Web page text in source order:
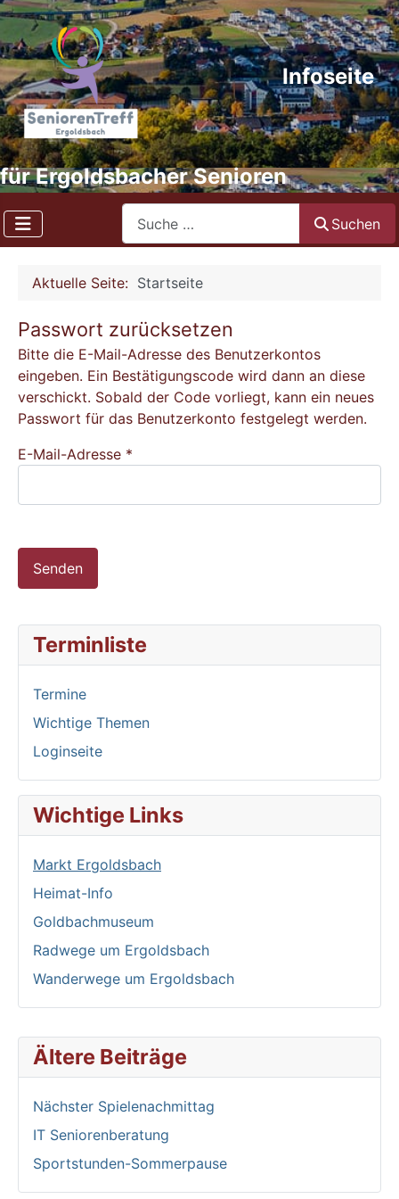
Infoseite
für Ergoldsbacher Senioren
Suchen
Aktuelle Seite: Startseite
Passwort zurücksetzen
Bitte die E-Mail-Adresse des Benutzerkontos
eingeben. Ein Bestätigungscode wird dann an diese
verschickt. Sobald der Code vorliegt, kann ein neues
Passwort für das Benutzerkonto festgelegt werden.
E-Mail-Adresse *
Senden
Terminliste
Termine
Wichtige Themen
Loginseite
Wichtige Links
Markt Ergoldsbach
Heimat-Info
Goldbachmuseum
Radwege um Ergoldsbach
Wanderwege um Ergoldsbach
Ältere Beiträge
Nächster Spielenachmittag
IT Seniorenberatung
Sportstunden-Sommerpause